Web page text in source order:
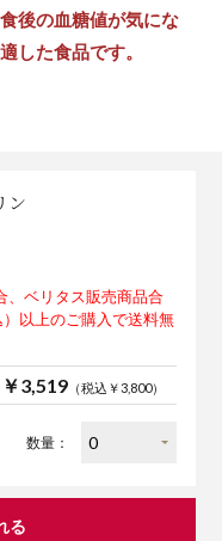
後の血糖値が気にな
した食品です。
ン
、ベリタス販売商品合
以上のご購入で送料無
￥3,519（税込￥3,800）
数量：
る